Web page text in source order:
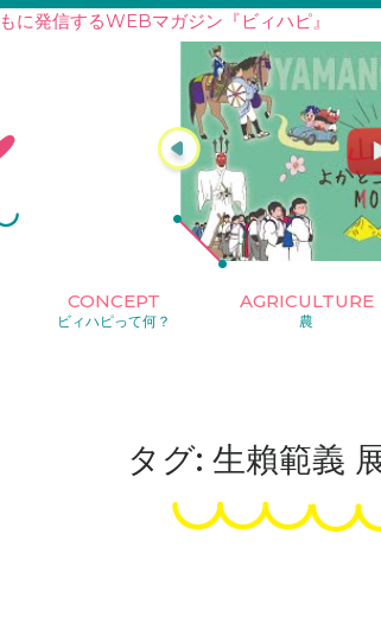
に発信するWEBマガジン『ビィハピ』
CONCEPT
ビィハピって何？
AGRICULTURE
農
タグ: 生賴範義